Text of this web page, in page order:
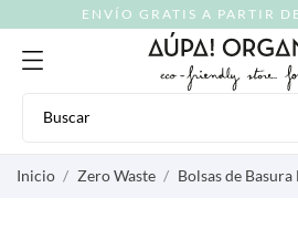
ENVÍO GRATIS A PARTIR
Inicio Zero Waste Bolsas de Basura